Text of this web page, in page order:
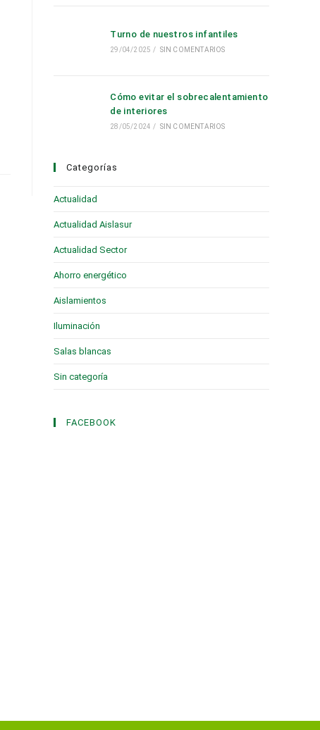
Turno de nuestros infantiles
29/04/2025 / SIN COMENTARIOS
Cómo evitar el sobrecalentamiento
de interiores
28/05/2024 / SIN COMENTARIOS
Categorías
Actualidad
Actualidad Aislasur
Actualidad Sector
Ahorro energético
Aislamientos
Iluminación
Salas blancas
Sin categoría
FACEBOOK